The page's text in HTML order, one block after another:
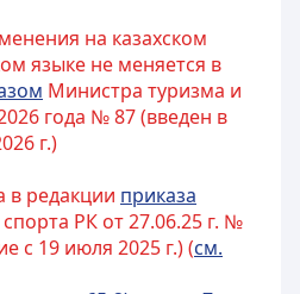
на казахском
языке не меняется в
Министра туризма и
года № 87 (введен в
г.)
в редакции приказа
РК от 27.06.25 г. №
с 19 июля 2025 г.) (см.